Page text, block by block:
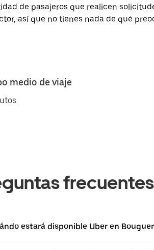
de pasajeros que realicen
así que no tienes nada de qué
medio de viaje
frecuentes
estará disponible Uber en